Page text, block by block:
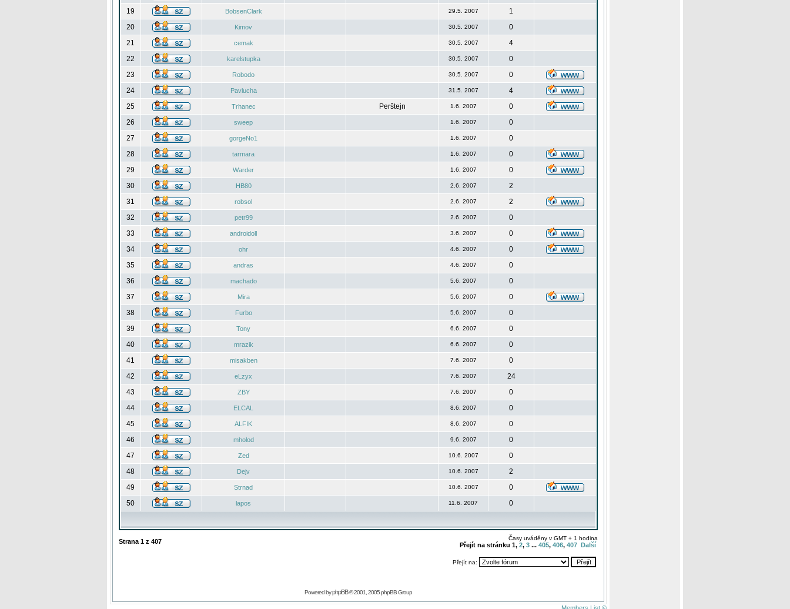
19
BobsenClark 29.5. 2007
1
20
Kimov 30.5. 2007
0
21
cemak 30.5. 2007
4
22
karelstupka 30.5. 2007
0
23
Robodo 30.5. 2007
0
24
Pavlucha 31.5. 2007
4
25
Trhanec Perštejn 1.6. 2007
0
26
sweep 1.6. 2007
0
27
gorgeNo1 1.6. 2007
0
28
tarmara 1.6. 2007
0
29
Warder 1.6. 2007
0
30
HB80 2.6. 2007
2
31
robsol 2.6. 2007
2
32
petr99 2.6. 2007
0
33
androidoll 3.6. 2007
0
34
ohr 4.6. 2007
0
35
andras 4.6. 2007
0
36
machado 5.6. 2007
0
37
Mira 5.6. 2007
0
38
Furbo 5.6. 2007
0
39
Tony 6.6. 2007
0
40
mrazik 6.6. 2007
0
41
misakben 7.6. 2007
0
42
eLzyx 7.6. 2007
24
43
ZBY 7.6. 2007
0
44
ELCAL 8.6. 2007
0
45
ALFIK 8.6. 2007
0
46
mholod 9.6. 2007
0
47
Zed 10.6. 2007
0
48
Dejv 10.6. 2007
2
49
Strnad 10.6. 2007
0
50
lapos 11.6. 2007 0
Strana 1 z 407 Časy uváděny v GMT + 1 hodina
Přejít na stránku 1, 2, 3 ... 405, 406, 407 Další
Přejít na:
Powered byphpBB© 2001, 2005 phpBB Group